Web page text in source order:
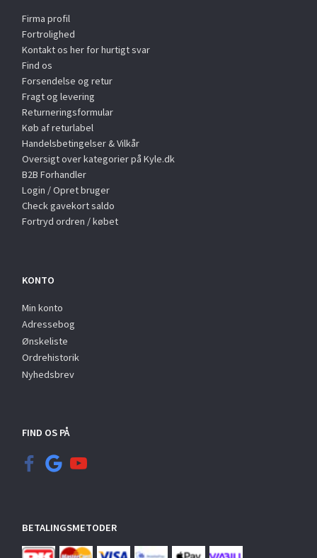
Firma profil
Fortrolighed
Kontakt os her for hurtigt svar
Find os
Forsendelse og retur
Fragt og levering
Returneringsformular
Køb af returlabel
Handelsbetingelser & Vilkår
Oversigt over kategorier på Kyle.dk
B2B Forhandler
Login / Opret bruger
Check gavekort saldo
Fortryd ordren / købet
KONTO
Min konto
Adressebog
Ønskeliste
Ordrehistorik
Nyhedsbrev
FIND OS PÅ
BETALINGSMETODER